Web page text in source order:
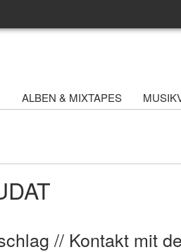
ALBEN & MIXTAPES
// Kontakt mit